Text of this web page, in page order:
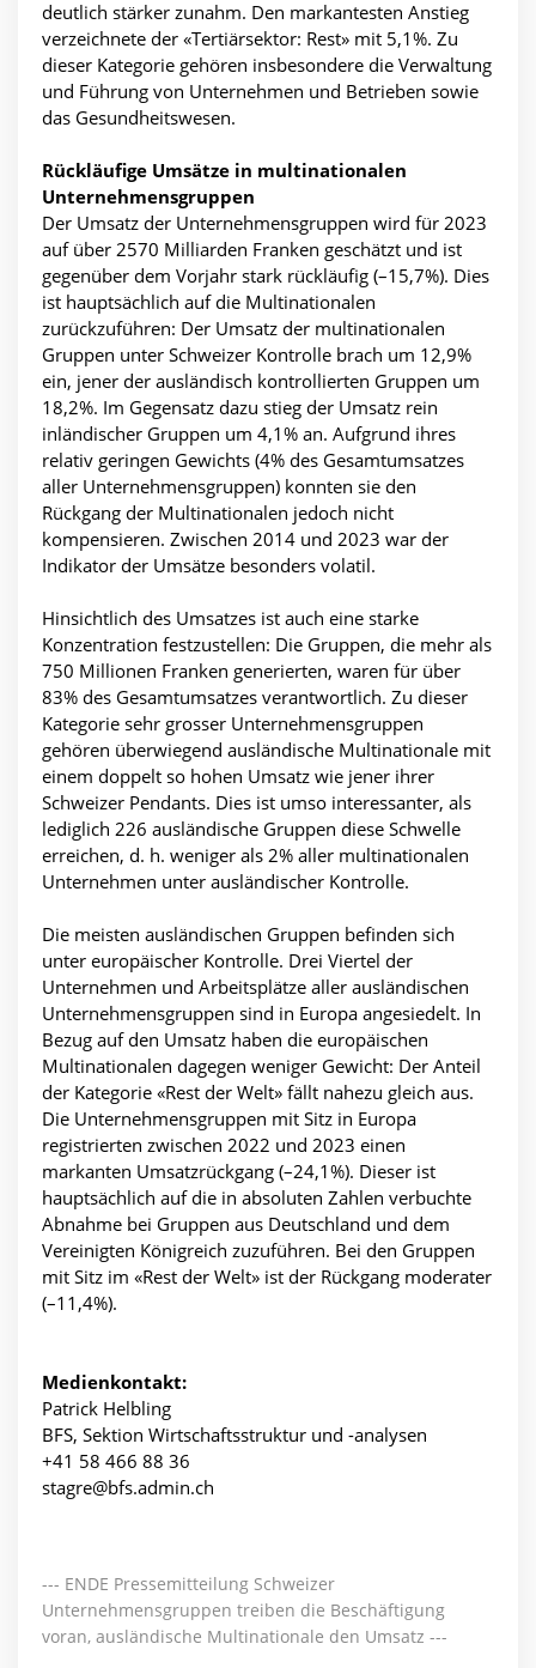
deutlich stärker zunahm. Den markantesten Anstieg
verzeichnete der «Tertiärsektor: Rest» mit 5,1%. Zu
dieser Kategorie gehören insbesondere die Verwaltung
und Führung von Unternehmen und Betrieben sowie
das Gesundheitswesen.
Rückläufige Umsätze in multinationalen
Unternehmensgruppen
Der Umsatz der Unternehmensgruppen wird für 2023
auf über 2570 Milliarden Franken geschätzt und ist
gegenüber dem Vorjahr stark rückläufig (–15,7%). Dies
ist hauptsächlich auf die Multinationalen
zurückzuführen: Der Umsatz der multinationalen
Gruppen unter Schweizer Kontrolle brach um 12,9%
ein, jener der ausländisch kontrollierten Gruppen um
18,2%. Im Gegensatz dazu stieg der Umsatz rein
inländischer Gruppen um 4,1% an. Aufgrund ihres
relativ geringen Gewichts (4% des Gesamtumsatzes
aller Unternehmensgruppen) konnten sie den
Rückgang der Multinationalen jedoch nicht
kompensieren. Zwischen 2014 und 2023 war der
Indikator der Umsätze besonders volatil.
Hinsichtlich des Umsatzes ist auch eine starke
Konzentration festzustellen: Die Gruppen, die mehr als
750 Millionen Franken generierten, waren für über
83% des Gesamtumsatzes verantwortlich. Zu dieser
Kategorie sehr grosser Unternehmensgruppen
gehören überwiegend ausländische Multinationale mit
einem doppelt so hohen Umsatz wie jener ihrer
Schweizer Pendants. Dies ist umso interessanter, als
lediglich 226 ausländische Gruppen diese Schwelle
erreichen, d. h. weniger als 2% aller multinationalen
Unternehmen unter ausländischer Kontrolle.
Die meisten ausländischen Gruppen befinden sich
unter europäischer Kontrolle. Drei Viertel der
Unternehmen und Arbeitsplätze aller ausländischen
Unternehmensgruppen sind in Europa angesiedelt. In
Bezug auf den Umsatz haben die europäischen
Multinationalen dagegen weniger Gewicht: Der Anteil
der Kategorie «Rest der Welt» fällt nahezu gleich aus.
Die Unternehmensgruppen mit Sitz in Europa
registrierten zwischen 2022 und 2023 einen
markanten Umsatzrückgang (–24,1%). Dieser ist
hauptsächlich auf die in absoluten Zahlen verbuchte
Abnahme bei Gruppen aus Deutschland und dem
Vereinigten Königreich zuzuführen. Bei den Gruppen
mit Sitz im «Rest der Welt» ist der Rückgang moderater
(–11,4%).
Medienkontakt:
Patrick Helbling
BFS, Sektion Wirtschaftsstruktur und -analysen
+41 58 466 88 36
stagre@bfs.admin.ch
--- ENDE Pressemitteilung Schweizer
Unternehmensgruppen treiben die Beschäftigung
voran, ausländische Multinationale den Umsatz ---